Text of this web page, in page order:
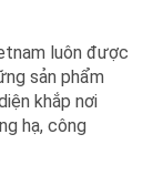
luôn được
sản phẩm
khắp nơi
hạ, công